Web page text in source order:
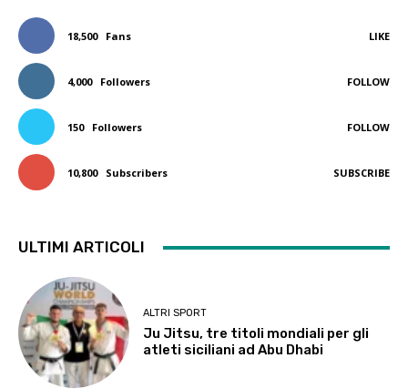
18,500 Fans LIKE
4,000 Followers FOLLOW
150 Followers FOLLOW
10,800 Subscribers SUBSCRIBE
ULTIMI ARTICOLI
ALTRI SPORT
Ju Jitsu, tre titoli mondiali per gli
atleti siciliani ad Abu Dhabi